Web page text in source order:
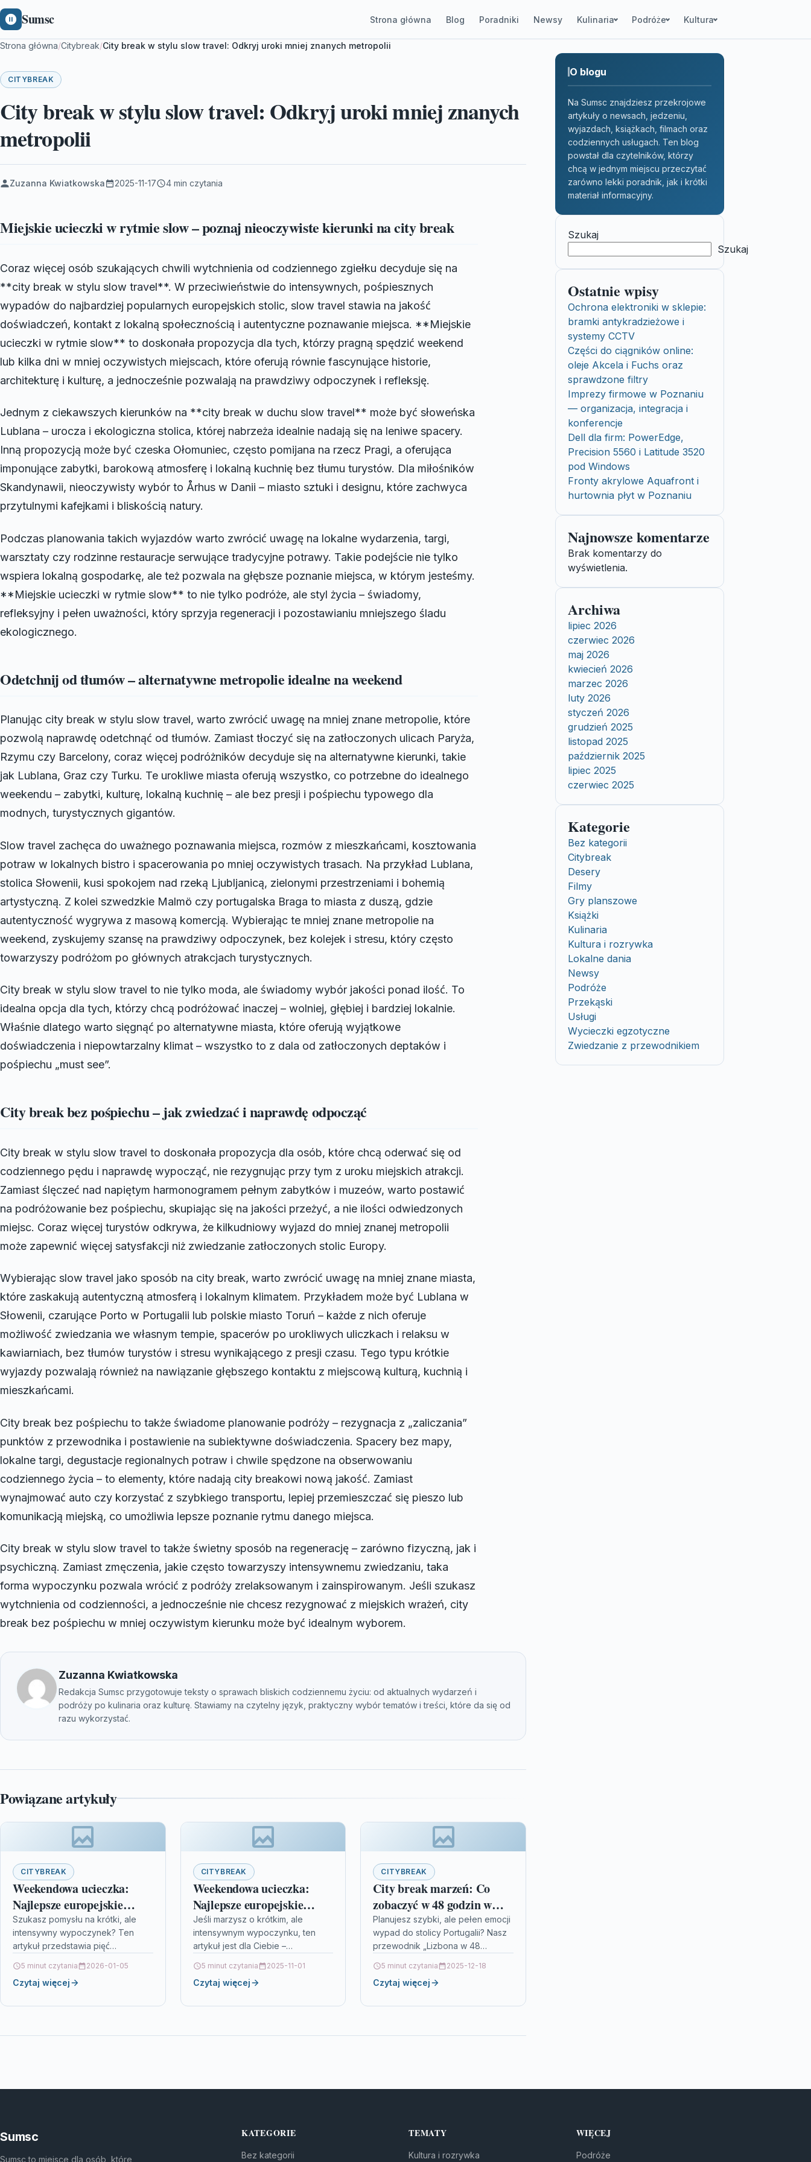
Sumsc Strona główna Blog Poradniki Newsy Kulinaria Podróże Kultura
Strona główna/Citybreak/City break w stylu slow travel: Odkryj uroki mniej znanych metropolii
CITYBREAK
City break w stylu slow travel: Odkryj uroki mniej znanych
metropolii
Zuzanna Kwiatkowska 2025-11-17 4 min czytania
Miejskie ucieczki w rytmie slow – poznaj nieoczywiste kierunki na city break
Coraz więcej osób szukających chwili wytchnienia od codziennego zgiełku decyduje się na
**city break w stylu slow travel**. W przeciwieństwie do intensywnych, pośpiesznych
wypadów do najbardziej popularnych europejskich stolic, slow travel stawia na jakość
doświadczeń, kontakt z lokalną społecznością i autentyczne poznawanie miejsca. **Miejskie
ucieczki w rytmie slow** to doskonała propozycja dla tych, którzy pragną spędzić weekend
lub kilka dni w mniej oczywistych miejscach, które oferują równie fascynujące historie,
architekturę i kulturę, a jednocześnie pozwalają na prawdziwy odpoczynek i refleksję.
Jednym z ciekawszych kierunków na **city break w duchu slow travel** może być słoweńska
Lublana – urocza i ekologiczna stolica, której nabrzeża idealnie nadają się na leniwe spacery.
Inną propozycją może być czeska Ołomuniec, często pomijana na rzecz Pragi, a oferująca
imponujące zabytki, barokową atmosferę i lokalną kuchnię bez tłumu turystów. Dla miłośników
Skandynawii, nieoczywisty wybór to Århus w Danii – miasto sztuki i designu, które zachwyca
przytulnymi kafejkami i bliskością natury.
Podczas planowania takich wyjazdów warto zwrócić uwagę na lokalne wydarzenia, targi,
warsztaty czy rodzinne restauracje serwujące tradycyjne potrawy. Takie podejście nie tylko
wspiera lokalną gospodarkę, ale też pozwala na głębsze poznanie miejsca, w którym jesteśmy.
**Miejskie ucieczki w rytmie slow** to nie tylko podróże, ale styl życia – świadomy,
refleksyjny i pełen uważności, który sprzyja regeneracji i pozostawianiu mniejszego śladu
ekologicznego.
Odetchnij od tłumów – alternatywne metropolie idealne na weekend
Planując city break w stylu slow travel, warto zwrócić uwagę na mniej znane metropolie, które
pozwolą naprawdę odetchnąć od tłumów. Zamiast tłoczyć się na zatłoczonych ulicach Paryża,
Rzymu czy Barcelony, coraz więcej podróżników decyduje się na alternatywne kierunki, takie
jak Lublana, Graz czy Turku. Te urokliwe miasta oferują wszystko, co potrzebne do idealnego
weekendu – zabytki, kulturę, lokalną kuchnię – ale bez presji i pośpiechu typowego dla
modnych, turystycznych gigantów.
Slow travel zachęca do uważnego poznawania miejsca, rozmów z mieszkańcami, kosztowania
potraw w lokalnych bistro i spacerowania po mniej oczywistych trasach. Na przykład Lublana,
stolica Słowenii, kusi spokojem nad rzeką Ljubljanicą, zielonymi przestrzeniami i bohemią
artystyczną. Z kolei szwedzkie Malmö czy portugalska Braga to miasta z duszą, gdzie
autentyczność wygrywa z masową komercją. Wybierając te mniej znane metropolie na
weekend, zyskujemy szansę na prawdziwy odpoczynek, bez kolejek i stresu, który często
towarzyszy podróżom po głównych atrakcjach turystycznych.
City break w stylu slow travel to nie tylko moda, ale świadomy wybór jakości ponad ilość. To
idealna opcja dla tych, którzy chcą podróżować inaczej – wolniej, głębiej i bardziej lokalnie.
Właśnie dlatego warto sięgnąć po alternatywne miasta, które oferują wyjątkowe
doświadczenia i niepowtarzalny klimat – wszystko to z dala od zatłoczonych deptaków i
pośpiechu „must see”.
City break bez pośpiechu – jak zwiedzać i naprawdę odpocząć
City break w stylu slow travel to doskonała propozycja dla osób, które chcą oderwać się od
codziennego pędu i naprawdę wypocząć, nie rezygnując przy tym z uroku miejskich atrakcji.
Zamiast ślęczeć nad napiętym harmonogramem pełnym zabytków i muzeów, warto postawić
na podróżowanie bez pośpiechu, skupiając się na jakości przeżyć, a nie ilości odwiedzonych
miejsc. Coraz więcej turystów odkrywa, że kilkudniowy wyjazd do mniej znanej metropolii
może zapewnić więcej satysfakcji niż zwiedzanie zatłoczonych stolic Europy.
Wybierając slow travel jako sposób na city break, warto zwrócić uwagę na mniej znane miasta,
które zaskakują autentyczną atmosferą i lokalnym klimatem. Przykładem może być Lublana w
Słowenii, czarujące Porto w Portugalii lub polskie miasto Toruń – każde z nich oferuje
możliwość zwiedzania we własnym tempie, spacerów po urokliwych uliczkach i relaksu w
kawiarniach, bez tłumów turystów i stresu wynikającego z presji czasu. Tego typu krótkie
wyjazdy pozwalają również na nawiązanie głębszego kontaktu z miejscową kulturą, kuchnią i
mieszkańcami.
City break bez pośpiechu to także świadome planowanie podróży – rezygnacja z „zaliczania”
punktów z przewodnika i postawienie na subiektywne doświadczenia. Spacery bez mapy,
lokalne targi, degustacje regionalnych potraw i chwile spędzone na obserwowaniu
codziennego życia – to elementy, które nadają city breakowi nową jakość. Zamiast
wynajmować auto czy korzystać z szybkiego transportu, lepiej przemieszczać się pieszo lub
komunikacją miejską, co umożliwia lepsze poznanie rytmu danego miejsca.
City break w stylu slow travel to także świetny sposób na regenerację – zarówno fizyczną, jak i
psychiczną. Zamiast zmęczenia, jakie często towarzyszy intensywnemu zwiedzaniu, taka
forma wypoczynku pozwala wrócić z podróży zrelaksowanym i zainspirowanym. Jeśli szukasz
wytchnienia od codzienności, a jednocześnie nie chcesz rezygnować z miejskich wrażeń, city
break bez pośpiechu w mniej oczywistym kierunku może być idealnym wyborem.
Zuzanna Kwiatkowska
Redakcja Sumsc przygotowuje teksty o sprawach bliskich codziennemu życiu: od aktualnych wydarzeń i
podróży po kulinaria oraz kulturę. Stawiamy na czytelny język, praktyczny wybór tematów i treści, które da się od
razu wykorzystać.
Powiązane artykuły
CITYBREAK
Weekendowa ucieczka:
Najlepsze europejskie
miasta na city break
Szukasz pomysłu na krótki, ale
intensywny wypoczynek? Ten
artykuł przedstawia pięć
nadają się na weekendowy city
break – każde z…
5 minut czytania 2026-01-05
Czytaj więcej
CITYBREAK
Weekendowa ucieczka:
Najlepsze europejskie
miasta na city break
Jeśli marzysz o krótkim, ale
intensywnym wypoczynku, ten
artykuł jest dla Ciebie –
europejskich miast idealnych na
weekendowy city break. Od…
5 minut czytania 2025-11-01
Czytaj więcej
CITYBREAK
City break marzeń: Co
zobaczyć w 48 godzin w
Lizbonie
Planujesz szybki, ale pełen emocji
wypad do stolicy Portugalii? Nasz
przewodnik „Lizbona w 48
urokliwe zakątki miasta,
odkrywając…
5 minut czytania 2025-12-18
Czytaj więcej
O blogu
Na Sumsc znajdziesz przekrojowe
artykuły o newsach, jedzeniu,
wyjazdach, książkach, filmach oraz
codziennych usługach. Ten blog
powstał dla czytelników, którzy
chcą w jednym miejscu przeczytać
zarówno lekki poradnik, jak i krótki
materiał informacyjny.
Szukaj
Szukaj
Ostatnie wpisy
Ochrona elektroniki w sklepie:
bramki antykradzieżowe i
systemy CCTV
Części do ciągników online:
oleje Akcela i Fuchs oraz
sprawdzone filtry
Imprezy firmowe w Poznaniu
— organizacja, integracja i
konferencje
Dell dla firm: PowerEdge,
Precision 5560 i Latitude 3520
pod Windows
Fronty akrylowe Aquafront i
hurtownia płyt w Poznaniu
Najnowsze komentarze
Brak komentarzy do
wyświetlenia.
Archiwa
lipiec 2026
czerwiec 2026
maj 2026
kwiecień 2026
marzec 2026
luty 2026
styczeń 2026
grudzień 2025
listopad 2025
październik 2025
lipiec 2025
czerwiec 2025
Kategorie
Bez kategorii
Citybreak
Desery
Filmy
Gry planszowe
Książki
Kulinaria
Kultura i rozrywka
Lokalne dania
Newsy
Podróże
Przekąski
Usługi
Wycieczki egzotyczne
Zwiedzanie z przewodnikiem
Sumsc
Sumsc to miejsce dla osób, które
KATEGORIE
Bez kategorii
TEMATY
Kultura i rozrywka
WIĘCEJ
Podróże